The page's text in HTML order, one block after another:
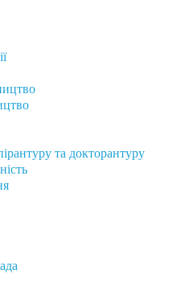
та докторантуру